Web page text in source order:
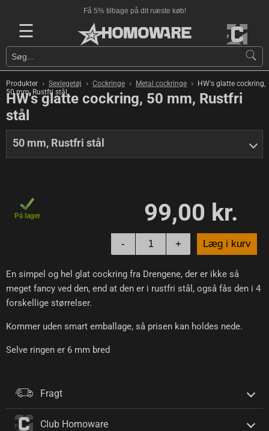
Få 5% tilbage på dit næste køb!
☰
Produkter › Sexlegetøj › Cockringe › Metal cockringe ›
HW's glatte cockring,
50 mm, Rustfri stål
HW's glatte cockring, 50 mm, Rustfri
stål
50 mm, Rustfri stål
På lager 99,00 kr.
- + Læg i kurv
En simpel og hel glat cockring fra Drengene, der er ikke så
meget fancy ved den, end at den er i rustfri stål, også fås den i 4
forskellige størrelser.
Kommer uden smart emballage, så prisen kan holdes nede.
Selve ringen er 6 mm bred
Fragt
Club Homoware